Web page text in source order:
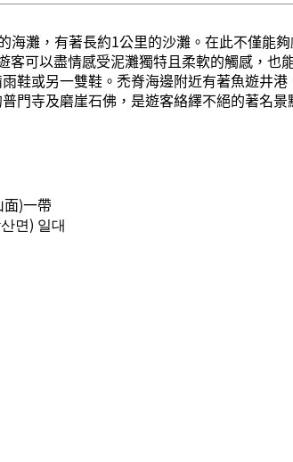
灘，有著長約1公里的沙灘。在此不僅能
可以盡情感受泥灘獨特且柔軟的觸感，
鞋或另一雙鞋。禿脊海邊附近有著魚遊井
門寺及磨崖石佛，是遊客絡繹不絕的著名景
)一帶
면) 일대